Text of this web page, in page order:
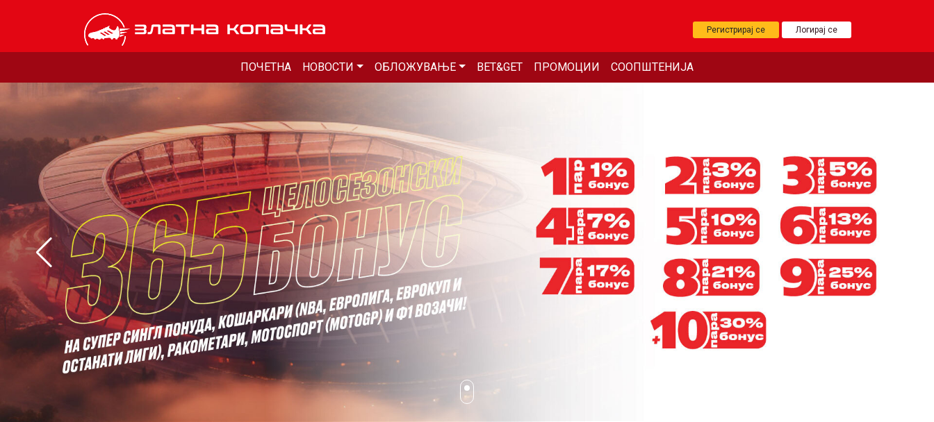
Регистрирај се Логирај се
ПОЧЕТНА НОВОСТИ ОБЛОЖУВАЊЕ BET&GET ПРОМОЦИИ СООПШТЕНИЈА